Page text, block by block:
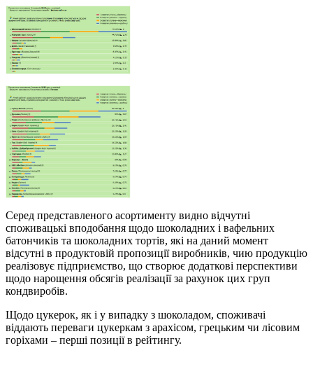
Серед представленого асортименту видно відчутні
споживацькі вподобання щодо шоколадних і вафельних
батончиків та шоколадних тортів, які на даний момент
відсутні в продуктовій пропозиції виробників, чию продукцію
реалізовує підприємство, що створює додаткові перспективи
щодо нарощення обсягів реалізації за рахунок цих груп
кондвиробів.
Щодо цукерок, як і у випадку з шоколадом, споживачі
віддають переваги цукеркам з арахісом, грецьким чи лісовим
горіхами – перші позиції в рейтингу.